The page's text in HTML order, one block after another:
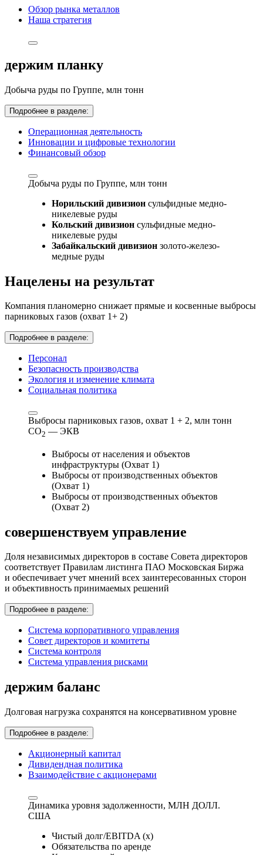
Обзор рынка металлов
Наша стратегия
держим планку
Добыча руды по Группе, млн тонн
Подробнее в разделе:
Операционная деятельность
Инновации и цифровые технологии
Финансовый обзор
Добыча руды по Группе, млн тонн
Норильский дивизион сульфидные медно-
никелевые руды
Кольский дивизион сульфидные медно-
никелевые руды
Забайкальский дивизион золото-железо-
медные руды
Нацелены на результат
Компания планомерно снижает прямые и косвенные выбросы
парниковых газов (охват 1+ 2)
Подробнее в разделе:
Персонал
Безопасность производства
Экология и изменение климата
Социальная политика
Выбросы парниковых газов, охват 1 + 2, млн тонн
СО2 — ЭКВ
Выбросы от населения и объектов
инфраструктуры (Охват 1)
Выбросы от производственных объектов
(Охват 1)
Выбросы от производственных объектов
(Охват 2)
совершенствуем управление
Доля независимых директоров в составе Совета директоров
соответствует Правилам листинга ПАО Московская Биржа
и обеспечивает учет мнений всех заинтересованных сторон
и объективность принимаемых решений
Подробнее в разделе:
Система корпоративного управления
Совет директоров и комитеты
Система контроля
Система управления рисками
держим баланс
Долговая нагрузка сохранятся на консервативном уровне
Подробнее в разделе:
Акционерный капитал
Дивидендная политика
Взаимодействие с акционерами
Динамика уровня задолженности, МЛН ДОЛЛ.
США
Чистый долг/EBITDA (x)
Обязательства по аренде